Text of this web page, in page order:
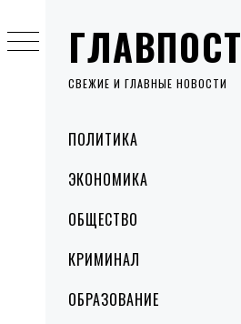
ГЛАВПОСТ
СВЕЖИЕ И ГЛАВНЫЕ НОВОСТИ
MenuПОЛИТИКА
ЭКОНОМИКА
ОБЩЕСТВО
КРИМИНАЛ
ОБРАЗОВАНИЕ
to
content